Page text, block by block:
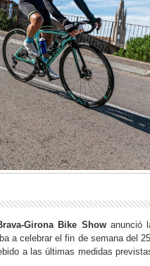
Girona Bike Showanunció
a celebrar el fin de semana del
a las últimas medidas